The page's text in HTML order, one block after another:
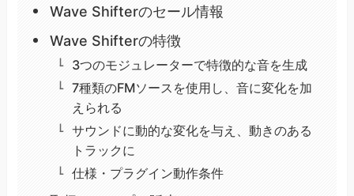
Wave Shifterのセール情報
Wave Shifterの特徴
3つのモジュレーターで特徴的な音を生成
7種類のFMソースを使用し、音に変化を加
えられる
サウンドに動的な変化を与え、動きのある
トラックに
仕様・プラグイン動作条件